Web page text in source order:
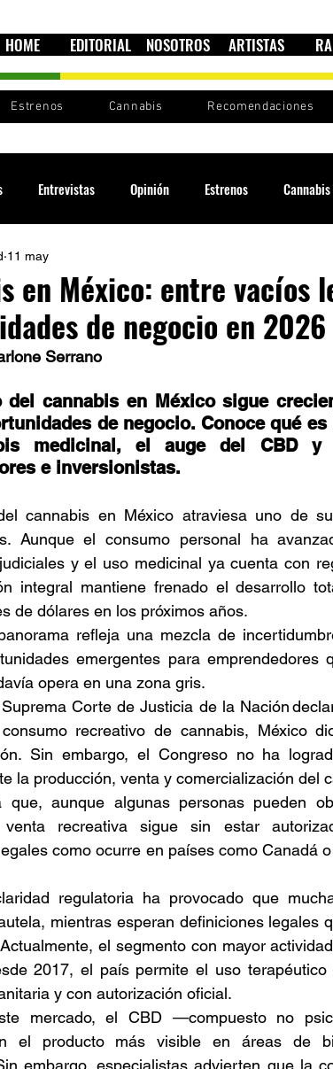
HOME EDITORIAL NOSOTROS ARTISTAS
Estrenos Cannabis Recomendaciones
Entrevistas Opinión Estrenos Cannabis
Sound System Festivales Sesiones
Rastafari Fuera del reggae ANCOP
del día Sorteos
raices
en México: entre vacíos
de negocio en 2026
11 may
Serrano
del cannabis en México sigue
de negocio. Conoce qué
medicinal, el auge del CBD y
e inversionistas.
cannabis en México atraviesa uno de
Aunque el consumo personal ha
y el uso medicinal ya cuenta con
integral mantiene frenado el desarrollo
de dólares en los próximos años.
refleja una mezcla de
emergentes para emprendedores
opera en una zona gris.
Suprema Corte de Justicia de la Nación
recreativo de cannabis, México
Sin embargo, el Congreso no ha
la producción, venta y comercialización del
que, aunque algunas personas pueden
recreativa sigue sin estar
como ocurre en países como Canadá
regulatoria ha provocado que
mientras esperan definiciones legales
el segmento con mayor
2017, el país permite el uso
y con autorización oficial.
mercado, el CBD —compuesto no
el producto más visible en áreas de
embargo, especialistas advierten que la